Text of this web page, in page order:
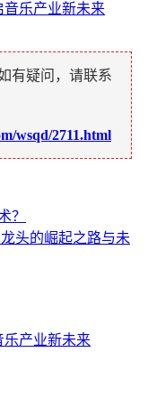
音乐产业新未来
有疑问，请联系
wsqd/2711.html
？
头的崛起之路与未
乐产业新未来